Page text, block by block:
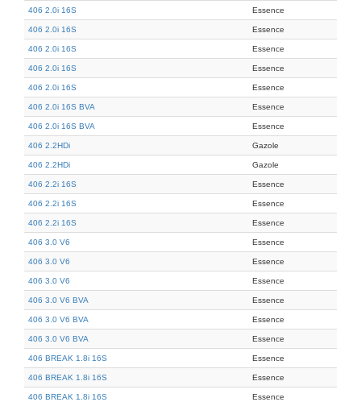
406 2.0i 16S Essence
406 2.0i 16S Essence
406 2.0i 16S Essence
406 2.0i 16S Essence
406 2.0i 16S Essence
406 2.0i 16S BVA Essence
406 2.0i 16S BVA Essence
406 2.2HDi Gazole
406 2.2HDi Gazole
406 2.2i 16S Essence
406 2.2i 16S Essence
406 2.2i 16S Essence
406 3.0 V6 Essence
406 3.0 V6 Essence
406 3.0 V6 Essence
406 3.0 V6 BVA Essence
406 3.0 V6 BVA Essence
406 3.0 V6 BVA Essence
406 BREAK 1.8i 16S Essence
406 BREAK 1.8i 16S Essence
406 BREAK 1.8i 16S Essence